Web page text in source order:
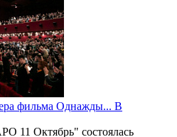
фильма Однажды... В
11 Октябрь" состоялась